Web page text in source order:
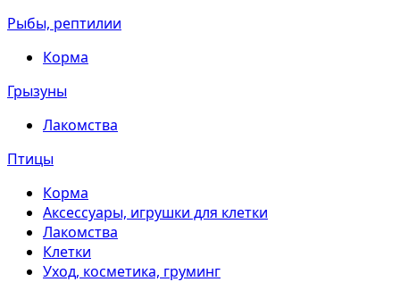
Рыбы, рептилии
Корма
Грызуны
Лакомства
Птицы
Корма
Аксессуары, игрушки для клетки
Лакомства
Клетки
Уход, косметика, груминг